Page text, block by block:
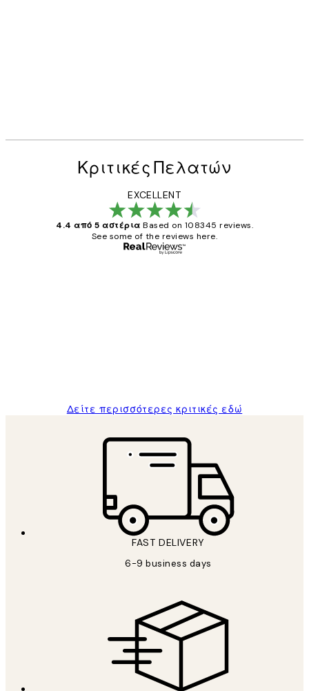
Κριτικές Πελατών
EXCELLENT
4.4 από 5 αστέρια Based on 108345 reviews.
See some of the reviews here.
Δείτε περισσότερες κριτικές εδώ
FAST DELIVERY
6-9 business days